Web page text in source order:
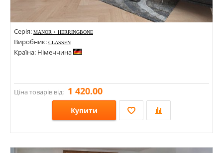
Серія: MANOR + HERRINGBONE
Виробник: CLASSEN
Країна: Німеччина
Ціна товарів від: 1 420.00
Купити
Розміри: 643х131х10;
Стилі: